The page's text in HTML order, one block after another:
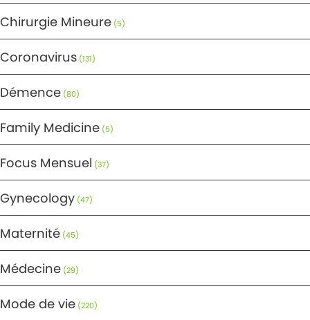
Chirurgie Mineure (5)
Coronavirus (131)
Démence (80)
Family Medicine (5)
Focus Mensuel (37)
Gynecology (47)
Maternité (45)
Médecine (29)
Mode de vie (220)